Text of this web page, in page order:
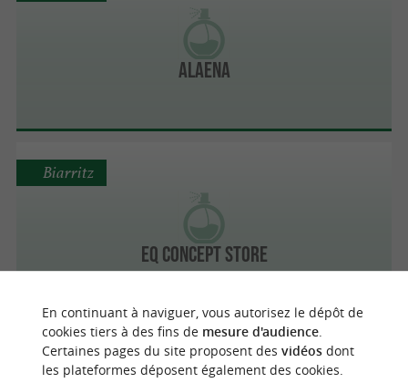
Alaena
EQ Concept Store
Biarritz
Biarritz
En continuant à naviguer, vous autorisez le dépôt de
cookies tiers à des fins de mesure d'audience.
Certaines pages du site proposent des vidéosdont
les plateformes déposent également des cookies.